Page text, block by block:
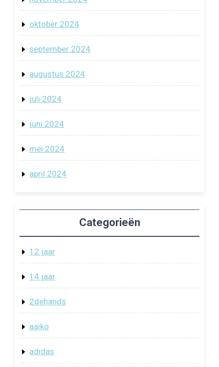
oktober 2024
september 2024
augustus 2024
juli 2024
juni 2024
mei 2024
april 2024
Categorieën
12 jaar
14 jaar
2dehands
aaiko
adidas